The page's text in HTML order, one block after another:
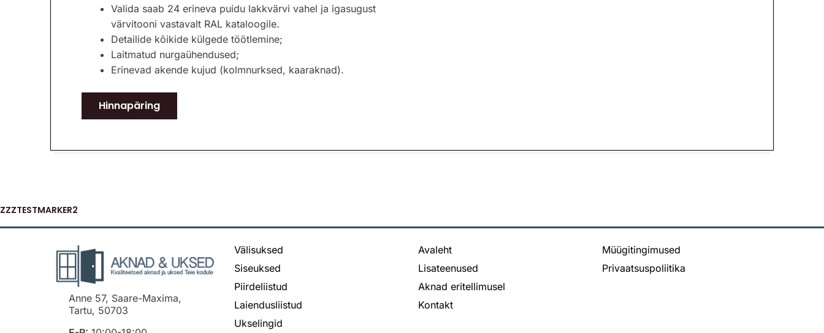
Valida saab 24 erineva puidu lakkvärvi vahel ja igasugust
värvitooni vastavalt RAL kataloogile.
Detailide kõikide külgede töötlemine;
Laitmatud nurgaühendused;
Erinevad akende kujud (kolmnurksed, kaaraknad).
Hinnapäring
ZZZTESTMARKER2
Anne 57, Saare-Maxima,
Tartu, 50703
Välisuksed
Siseuksed
Piirdeliistud
Laiendusliistud
Ukselingid
Avaleht
Lisateenused
Aknad eritellimusel
Kontakt
Müügitingimused
Privaatsuspoliitika